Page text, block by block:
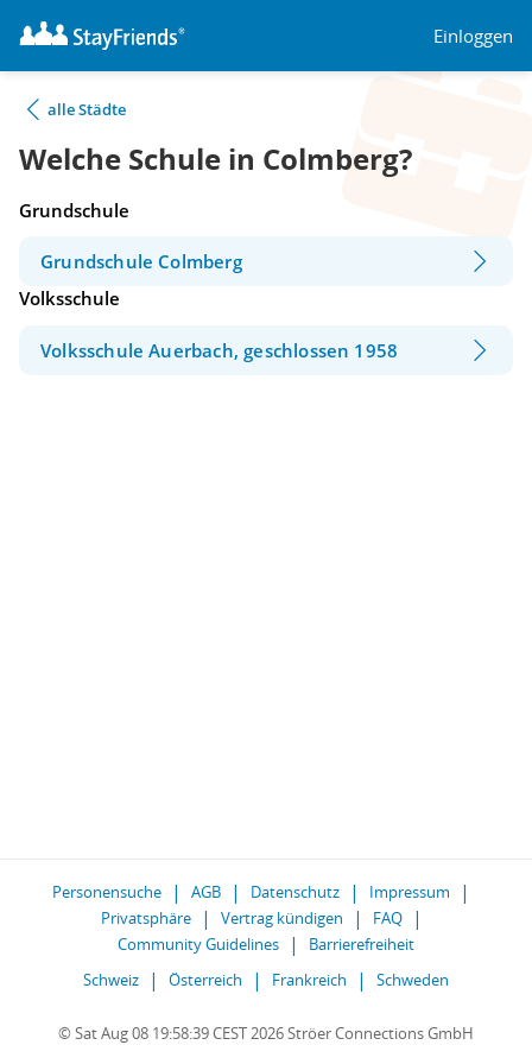
Einloggen
alle Städte
Welche Schule in Colmberg?
Grundschule
Grundschule Colmberg
Volksschule
Volksschule Auerbach, geschlossen 1958
Personensuche AGB Datenschutz
Impressum
Privatsphäre
Vertrag kündigen
FAQ
Community Guidelines
Barrierefreiheit
Schweiz
Österreich Frankreich Schweden
© Sat Aug 08 19:58:39 CEST 2026 Ströer Connections GmbH